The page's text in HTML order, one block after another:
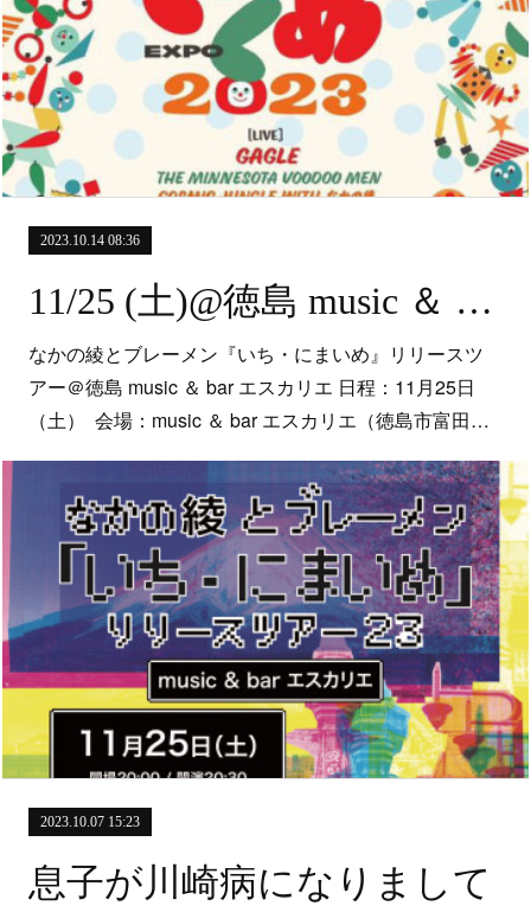
2023.10.14 08:36
11/25 (土)@徳島 music ＆ bar エスカリエ
なかの綾とブレーメン『いち・にまいめ』リリースツ
アー＠徳島 music ＆ bar エスカリエ 日程：11月25日
（土） 会場：music ＆ bar エスカリエ（徳島市富田…
2023.10.07 15:23
息子が川崎病になりまして